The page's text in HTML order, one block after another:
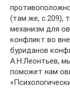
(там же, с.209),
механизм для
конфликт во
буриданов
А.Н.Леонтьев,
поможет нам